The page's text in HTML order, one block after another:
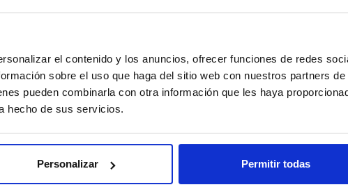
el contenido y los anuncios, ofrecer funciones de redes
sobre el uso que haga del sitio web con nuestros partners de
pueden combinarla con otra información que les haya
hecho de sus servicios.
Personalizar Permitir todas